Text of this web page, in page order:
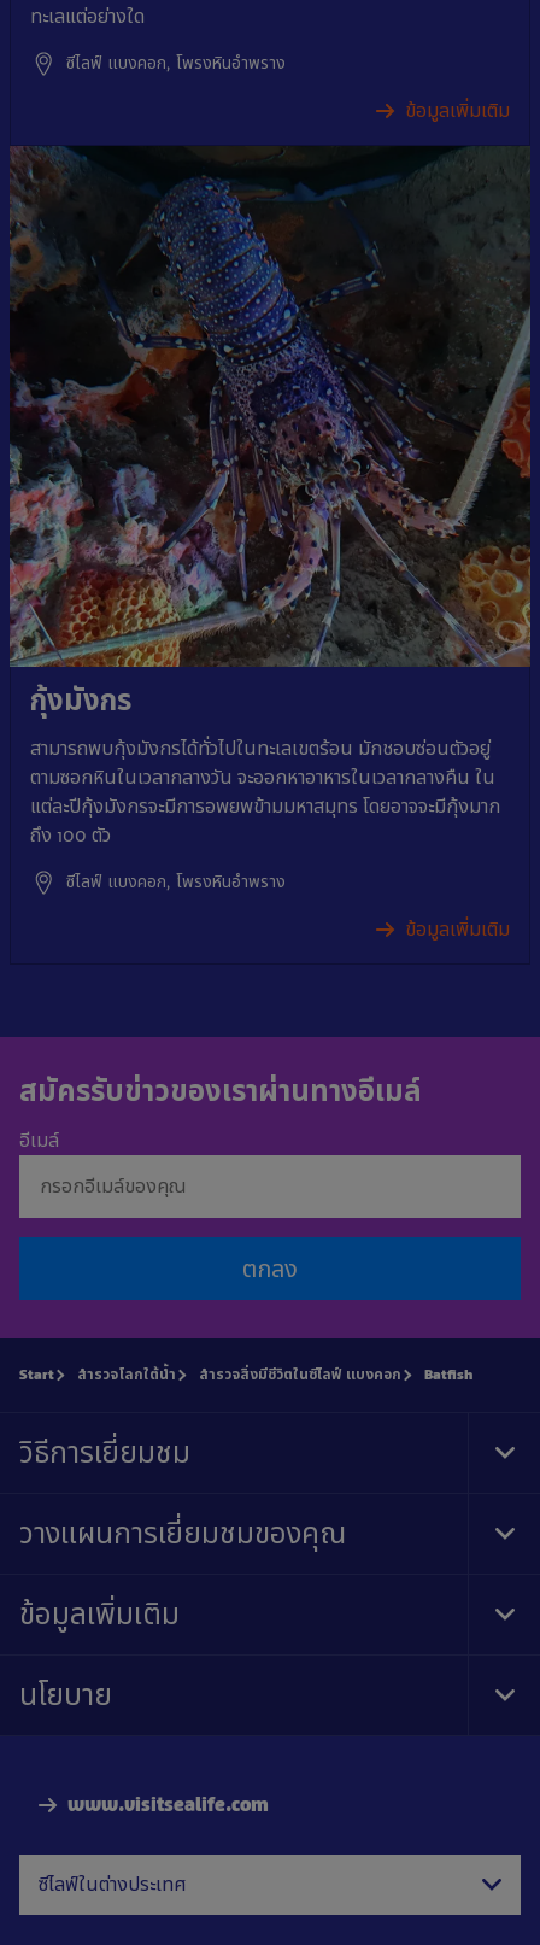
ทะเลแต่อย่างใด
ซีไลฟ์ แบงคอก, โพรงหินอำพราง
ข้อมูลเพิ่มเติม
กุ้งมังกร
สามารถพบกุ้งมังกรได้ทั่วไปในทะเลเขตร้อน มักชอบซ่อนตัวอยู่
ตามซอกหินในเวลากลางวัน จะออกหาอาหารในเวลากลางคืน ใน
แต่ละปีกุ้งมังกรจะมีการอพยพข้ามมหาสมุทร โดยอาจจะมีกุ้งมาก
ถึง 100 ตัว
ซีไลฟ์ แบงคอก, โพรงหินอำพราง
ข้อมูลเพิ่มเติม
สมัครรับข่าวของเราผ่านทางอีเมล์
อีเมล์
ตกลง
www.visitsealife.com
ซีไลฟ์ในต่างประเทศ
Start สำรวจโลกใต้น้ำ สำรวจสิ่งมีชีวิตในซีไลฟ์ แบงคอก Batfish
วิธีการเยี่ยมชม
วางแผนการเยี่ยมชมของคุณ
ข้อมูลเพิ่มเติม
นโยบาย